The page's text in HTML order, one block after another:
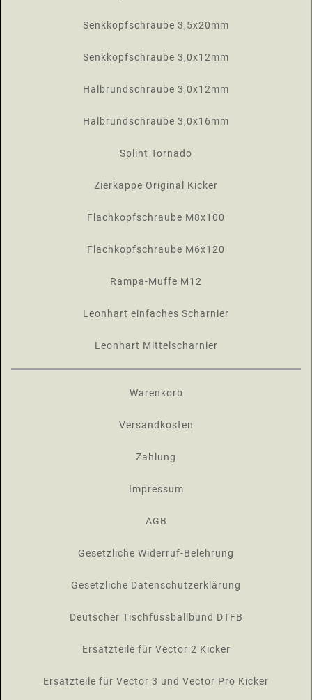
Senkkopfschraube 3,5x20mm
Senkkopfschraube 3,0x12mm
Halbrundschraube 3,0x12mm
Halbrundschraube 3,0x16mm
Splint Tornado
Zierkappe Original Kicker
Flachkopfschraube M8x100
Flachkopfschraube M6x120
Rampa-Muffe M12
Leonhart einfaches Scharnier
Leonhart Mittelscharnier
Warenkorb
Versandkosten
Zahlung
Impressum
AGB
Gesetzliche Widerruf-Belehrung
Gesetzliche Datenschutzerklärung
Deutscher Tischfussballbund DTFB
Ersatzteile für Vector 2 Kicker
Ersatzteile für Vector 3 und Vector Pro Kicker